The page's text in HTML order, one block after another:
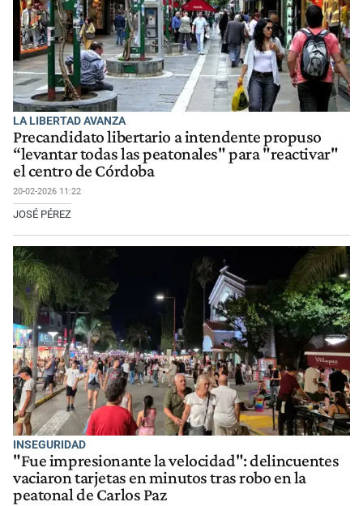
LA LIBERTAD AVANZA
Precandidato libertario a intendente propuso
“levantar todas las peatonales" para "reactivar"
el centro de Córdoba
20-02-2026 11:22
JOSÉ PÉREZ
INSEGURIDAD
"Fue impresionante la velocidad": delincuentes
vaciaron tarjetas en minutos tras robo en la
peatonal de Carlos Paz